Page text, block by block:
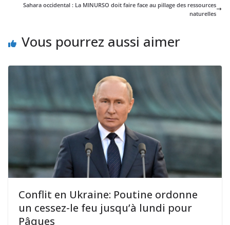
Sahara occidental : La MINURSO doit faire face au pillage des ressources
naturelles
Vous pourrez aussi aimer
Conflit en Ukraine: Poutine ordonne
un cessez-le feu jusqu’à lundi pour
Pâques